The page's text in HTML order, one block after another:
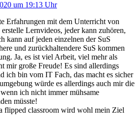
um 19:13 Uhr
Erfahrungen mit dem Unterricht von
Lernvideos, jeder kann zuhören,
kann auf jeden einzelnen der SuS
und zurückhaltendere SuS kommen
Ja, es ist viel Arbeit, viel mehr als
mir große Freude! Es sind allerdings
ich bin vom IT Fach, das macht es sicher
würde es allerdings auch mir die
ich nicht immer mühsame
müsste!
flipped classroom wird wohl mein Ziel